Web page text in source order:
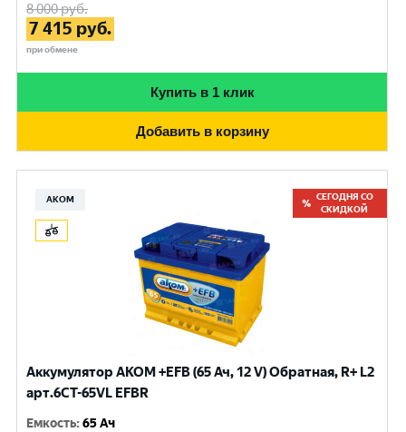
8 000руб.
7 415 руб.
при обмене
Купить в 1 клик
Добавить в корзину
АКОМ
СЕГОДНЯ СО
СКИДКОЙ
Аккумулятор AKOM +EFB (65 Ач, 12 V) Обратная, R+ L2
арт.6CT-65VL EFBR
Емкость:65 Ач